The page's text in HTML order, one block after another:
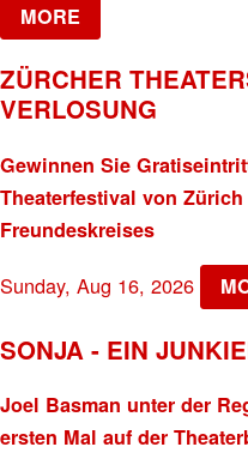
MORE
ZÜRCHER
VERLOSUNG
Gewinnen Sie
Theaterfestival von
Freundeskreises
Sunday, Aug 16, 2026
SONJA - EIN
Joel Basman unter der
ersten Mal auf der